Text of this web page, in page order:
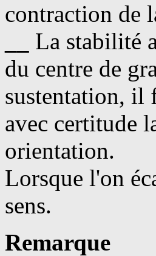
contraction de
La stabilité
du centre de
sustentation, il
avec certitude
orientation.
Lorsque l'on
sens.
Remarque